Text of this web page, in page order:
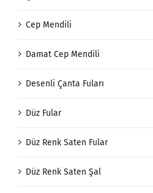
Cep Mendili
Damat Cep Mendili
Desenli Çanta Fuları
Düz Fular
Düz Renk Saten Fular
Düz Renk Saten Şal